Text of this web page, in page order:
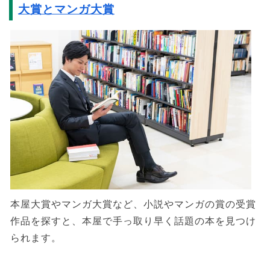
大賞とマンガ大賞
本屋大賞やマンガ大賞など、小説やマンガの賞の受賞
作品を探すと、本屋で手っ取り早く話題の本を見つけ
られます。